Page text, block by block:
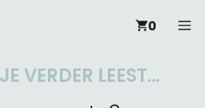
0
VERDER LEEST...